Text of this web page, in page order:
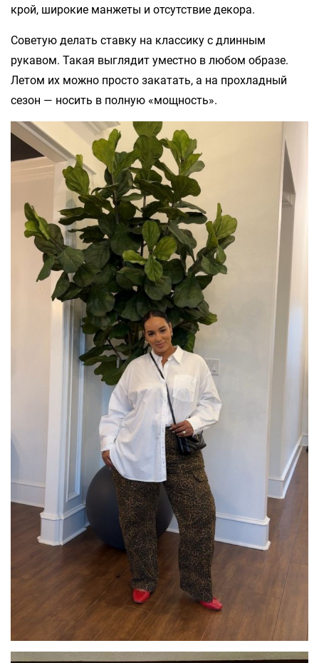
крой, широкие манжеты и отсутствие декора.
Советую делать ставку на классику с длинным
рукавом. Такая выглядит уместно в любом образе.
Летом их можно просто закатать, а на прохладный
сезон — носить в полную «мощность».